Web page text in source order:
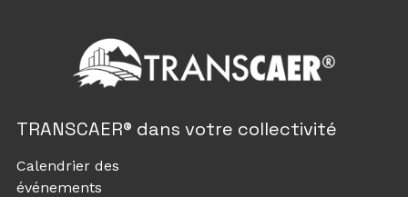
TRANSCAER® dans votre collectivité
Calendrier des
événements